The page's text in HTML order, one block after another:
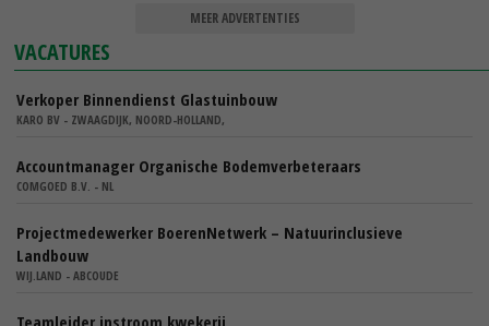
MEER ADVERTENTIES
VACATURES
Verkoper Binnendienst Glastuinbouw
KARO BV - ZWAAGDIJK, NOORD-HOLLAND,
Accountmanager Organische Bodemverbeteraars
COMGOED B.V. - NL
Projectmedewerker BoerenNetwerk – Natuurinclusieve
Landbouw
WIJ.LAND - ABCOUDE
Teamleider instroom kwekerij